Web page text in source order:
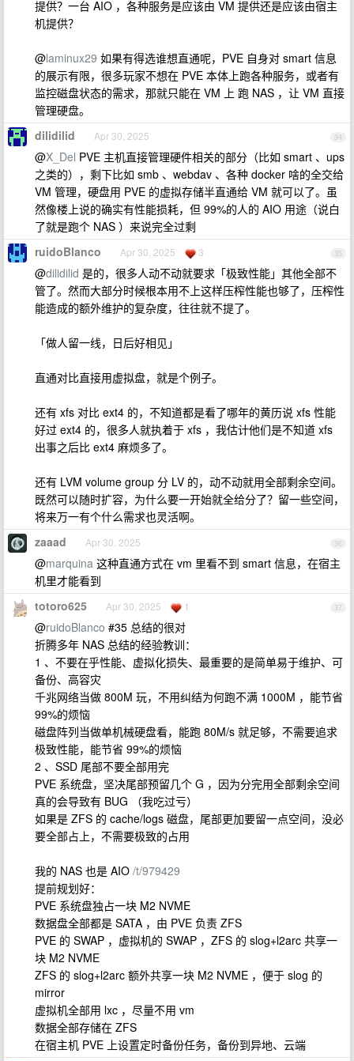
提供？一台 AIO ，各种服务是应该由 VM 提供还是应该由宿主
机提供？
@laminux29 如果有得选谁想直通呢，PVE 自身对 smart 信息
的展示有限，很多玩家不想在 PVE 本体上跑各种服务，或者有
监控磁盘状态的需求，那就只能在 VM 上 跑 NAS ，让 VM 直接
管理硬盘。
34
dilidilid Apr 30, 2025
@X_Del PVE 主机直接管理硬件相关的部分（比如 smart 、ups
之类的），剩下比如 smb 、webdav 、各种 docker 啥的全交给
VM 管理，硬盘用 PVE 的虚拟存储半直通给 VM 就可以了。虽
然像楼上说的确实有性能损耗，但 99%的人的 AIO 用途（说白
了就是跑个 NAS ）来说完全过剩
35
ruidoBlanco Apr 30, 2025 3
@dilidilid 是的，很多人动不动就要求「极致性能」其他全部不
管了。然而大部分时候根本用不上这样压榨性能也够了，压榨性
能造成的额外维护的复杂度，往往就不提了。
「做人留一线，日后好相见」
直通对比直接用虚拟盘，就是个例子。
还有 xfs 对比 ext4 的，不知道都是看了哪年的黄历说 xfs 性能
好过 ext4 的，很多人就执着于 xfs ，我估计他们是不知道 xfs
出事之后比 ext4 麻烦多了。
还有 LVM volume group 分 LV 的，动不动就用全部剩余空间。
既然可以随时扩容，为什么要一开始就全给分了？留一些空间，
将来万一有个什么需求也灵活啊。
36
zaaad Apr 30, 2025
@marquina 这种直通方式在 vm 里看不到 smart 信息，在宿主
机里才能看到
37
totoro625 Apr 30, 2025 1
@ruidoBlanco #35 总结的很对
折腾多年 NAS 总结的经验教训：
1 、不要在乎性能、虚拟化损失、最重要的是简单易于维护、可
备份、高容灾
千兆网络当做 800M 玩，不用纠结为何跑不满 1000M ，能节省
99%的烦恼
磁盘阵列当做单机械硬盘看，能跑 80M/s 就足够，不需要追求
极致性能，能节省 99%的烦恼
2 、SSD 尾部不要全部用完
PVE 系统盘，坚决尾部预留几个 G ，因为分完用全部剩余空间
真的会导致有 BUG （我吃过亏）
如果是 ZFS 的 cache/logs 磁盘，尾部更加要留一点空间，没必
要全部占上，不需要极致的占用
我的 NAS 也是 AIO /t/979429
提前规划好：
PVE 系统盘独占一块 M2 NVME
数据盘全部都是 SATA ，由 PVE 负责 ZFS
PVE 的 SWAP ，虚拟机的 SWAP ，ZFS 的 slog+l2arc 共享一
块 M2 NVME
ZFS 的 slog+l2arc 额外共享一块 M2 NVME ，便于 slog 的
mirror
虚拟机全部用 lxc ，尽量不用 vm
数据全部存储在 ZFS
在宿主机 PVE 上设置定时备份任务，备份到异地、云端